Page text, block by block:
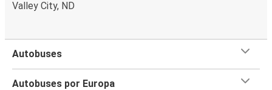
Valley City, ND
Autobuses
Autobuses por Europa